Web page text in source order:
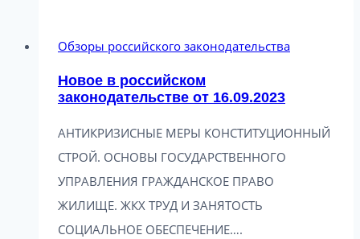
Обзоры российского законодательства
Новое в российском
законодательстве от 16.09.2023
АНТИКРИЗИСНЫЕ МЕРЫ КОНСТИТУЦИОННЫЙ
СТРОЙ. ОСНОВЫ ГОСУДАРСТВЕННОГО
УПРАВЛЕНИЯ ГРАЖДАНСКОЕ ПРАВО
ЖИЛИЩЕ. ЖКХ ТРУД И ЗАНЯТОСТЬ
СОЦИАЛЬНОЕ ОБЕСПЕЧЕНИЕ….